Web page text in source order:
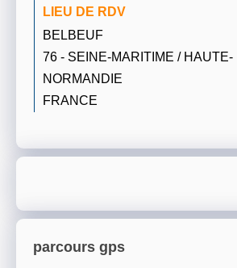
LIEU DE RDV
BELBEUF
76 - SEINE-MARITIME / HAUTE-
NORMANDIE
FRANCE
parcours gps